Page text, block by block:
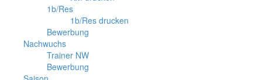
1b/Res
1b/Res drucken
Bewerbung
Nachwuchs
Trainer NW
Bewerbung